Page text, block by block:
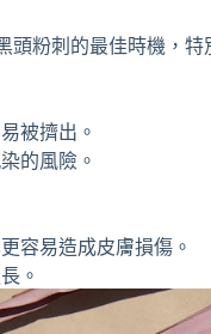
頭粉刺的最佳時機，
被擠出。
的風險。
容易造成皮膚損傷。
。